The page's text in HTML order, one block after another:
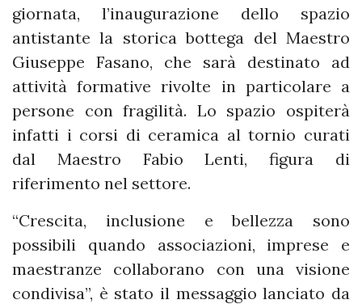
giornata, l’inaugurazione dello spazio
antistante la storica bottega del Maestro
Giuseppe Fasano, che sarà destinato ad
attività formative rivolte in particolare a
persone con fragilità. Lo spazio ospiterà
infatti i corsi di ceramica al tornio curati
dal Maestro Fabio Lenti, figura di
riferimento nel settore.
“Crescita, inclusione e bellezza sono
possibili quando associazioni, imprese e
maestranze collaborano con una visione
condivisa”, è stato il messaggio lanciato da